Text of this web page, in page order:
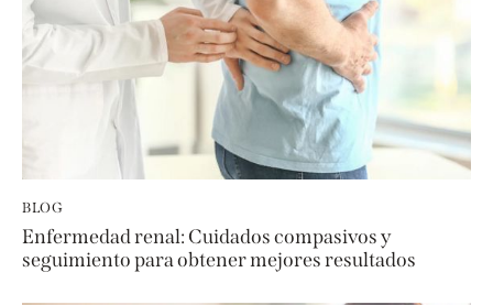
BLOG
Enfermedad renal: Cuidados compasivos y
seguimiento para obtener mejores resultados